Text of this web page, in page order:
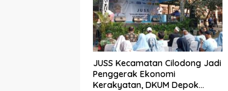
JUSS Kecamatan Cilodong Jadi
Penggerak Ekonomi
Kerakyatan, DKUM Depok